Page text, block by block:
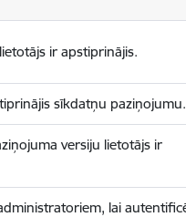
ir apstiprinājis.
sīkdatņu paziņojumu.
versiju lietotājs ir
lai